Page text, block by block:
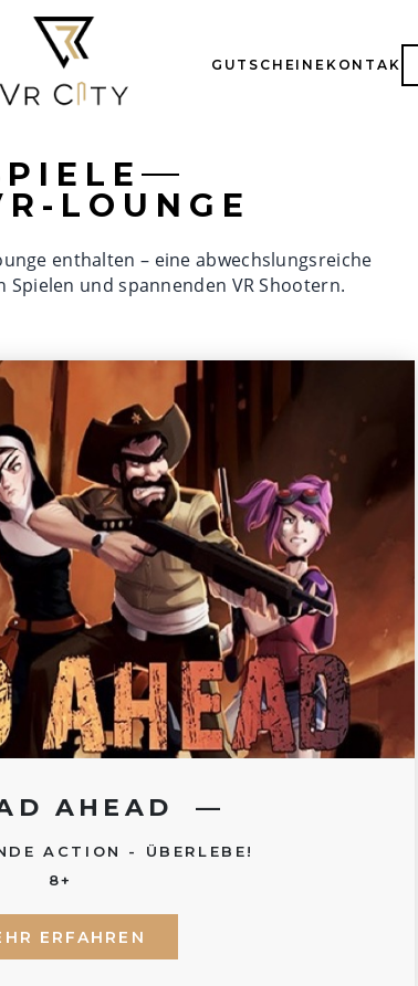
GUTSCHEINE KONTAKT
LOUNGE
enthalten – eine abwechslungsreiche
Spielen und spannenden VR Shootern.
AHEAD
ACTION - ÜBERLEBE!
8+
ERFAHREN